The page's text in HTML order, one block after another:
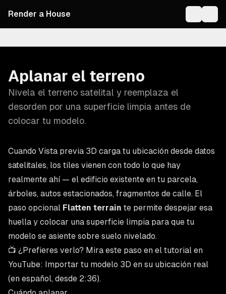
Render a House
Aplanar el terreno
Nivela el terreno satelital y reemplaza el
desorden por una superficie limpia antes de
colocar tu modelo.
Cuando Vista previa 3D carga tu ubicación desde datos
satelitales, los tiles vienen con todo lo que hay
realmente ahí — el edificio existente en tu parcela,
árboles, autos estacionados, fragmentos de calle. El
paso opcional Flatten terrain te permite despejar esa
huella y colocar una superficie limpia para que tu
modelo se asiente sobre suelo nivelado.
📺 ¿Prefieres verlo? Mira este paso en el tutorial en
YouTube: Importar tu modelo 3D en su ubicación real
(en español, desde 2:36).